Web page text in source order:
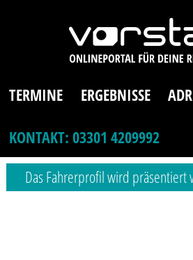
TERMINE ERGEBNISSE
KONTAKT: 03301 4209992
Das Fahrerprofil wird präsentiert